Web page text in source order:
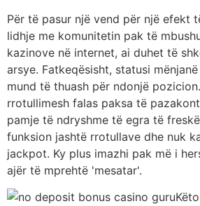
Për të pasur një vend për një efekt
lidhje me komunitetin pak të
kazinove në internet, ai duhet të
arsye. Fatkeqësisht, statusi
mund të thuash për ndonjë
rrotullimesh falas paksa të
pamje të ndryshme të egra të
funksion jashtë rrotullave dhe nuk
jackpot. Ky plus imazhi pak më i
ajër të mprehtë 'mesatar'.